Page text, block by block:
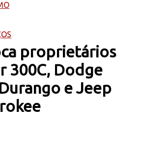
proprietários
300C, Dodge
e Jeep